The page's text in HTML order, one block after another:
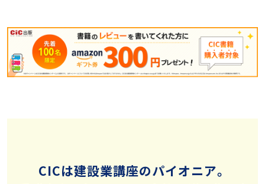
CICは建設業講座のパイオニア。